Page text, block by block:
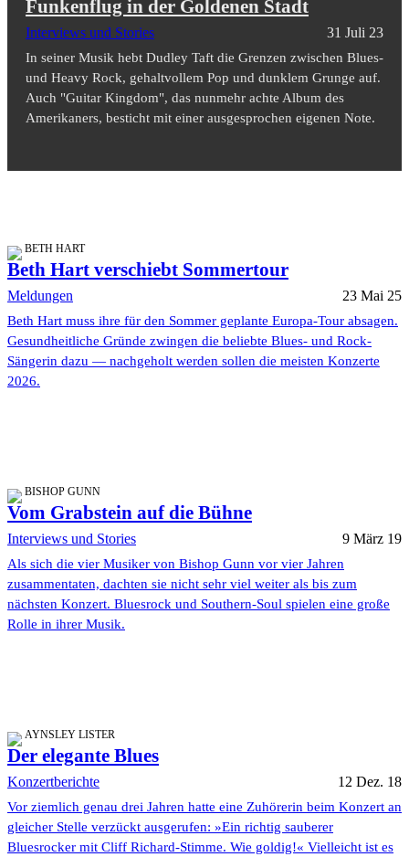
Funkenflug in der Goldenen Stadt
Interviews und Stories 31 Juli 23
In seiner Musik hebt Dudley Taft die Grenzen zwischen Blues-
und Heavy Rock, gehaltvollem Pop und dunklem Grunge auf.
Auch "Guitar Kingdom", das nunmehr achte Album des
Amerikaners, besticht mit einer ausgesprochen eigenen Note.
BETH HART
Beth Hart verschiebt Sommertour
Meldungen 23 Mai 25
Beth Hart muss ihre für den Sommer geplante Europa-Tour absagen.
Gesundheitliche Gründe zwingen die beliebte Blues- und Rock-
Sängerin dazu — nachgeholt werden sollen die meisten Konzerte
2026.
BISHOP GUNN
Vom Grabstein auf die Bühne
Interviews und Stories 9 März 19
Als sich die vier Musiker von Bishop Gunn vor vier Jahren
zusammentaten, dachten sie nicht sehr viel weiter als bis zum
nächsten Konzert. Bluesrock und Southern-Soul spielen eine große
Rolle in ihrer Musik.
AYNSLEY LISTER
Der elegante Blues
Konzertberichte 12 Dez. 18
Vor ziemlich genau drei Jahren hatte eine Zuhörerin beim Konzert an
gleicher Stelle verzückt ausgerufen: »Ein richtig sauberer
Bluesrocker mit Cliff Richard-Stimme. Wie goldig!« Vielleicht ist es